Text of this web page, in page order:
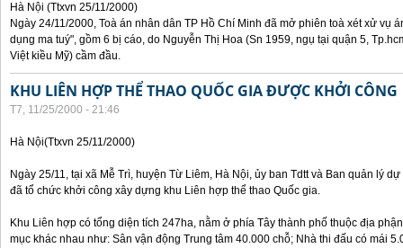
Hà Nội (Ttxvn 25/11/2000)
Ngày 24/11/2000, Toà án nhân dân TP Hồ Chí Minh đã mở phiên toà xét xử vụ
dụng ma tuý", gồm 6 bị cáo, do Nguyễn Thị Hoa (Sn 1959, ngụ tại quận 5,
Việt kiều Mỹ) cầm đầu.
KHU LIÊN HỢP THỂ THAO QUỐC GIA ĐƯỢC KHỞI CÔNG
T7, 11/25/2000 - 21:46
Hà Nội(Ttxvn 25/11/2000)
Ngày 25/11, tại xã Mễ Trì, huyện Từ Liêm, Hà Nội, ủy ban Tdtt và Ban quản lý
đã tổ chức khởi công xây dựng khu Liên hợp thể thao Quốc gia.
Khu Liên hợp có tổng diện tích 247ha, nằm ở phía Tây thành phố thuộc địa
mục khác nhau như: Sân vận động Trung tâm 40.000 chỗ; Nhà thi đấu có mái